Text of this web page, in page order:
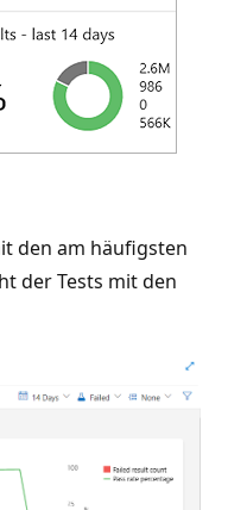
den am häufigsten
der Tests mit den